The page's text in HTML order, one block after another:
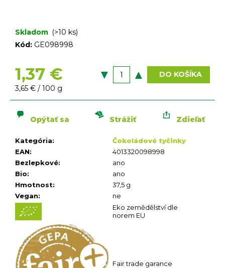
Skladom (>10 ks)
Kód: GE098998
1,37 €
Jednotková
cena:
3,65 € / 100 g
DO KOŠÍKA
Kategória:
Čokoládové tyčinky
EAN:
4013320098998
Bezlepkové:
ano
Bio:
ano
Hmotnost:
37,5 g
Vegan:
ne
Eko zemědělství dle
norem EU
Fair trade garance
Opýtať sa Strážiť Zdieľať
e
n
s
ť
?
O
p
č